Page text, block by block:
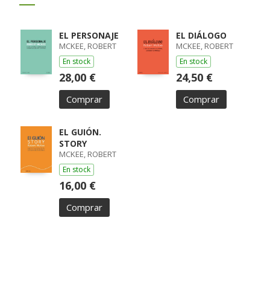
EL PERSONAJE
MCKEE, ROBERT
En stock
28,00 €
Comprar
EL DIÁLOGO
MCKEE, ROBERT
En stock
24,50 €
Comprar
EL GUIÓN.
STORY
MCKEE, ROBERT
En stock
16,00 €
Comprar